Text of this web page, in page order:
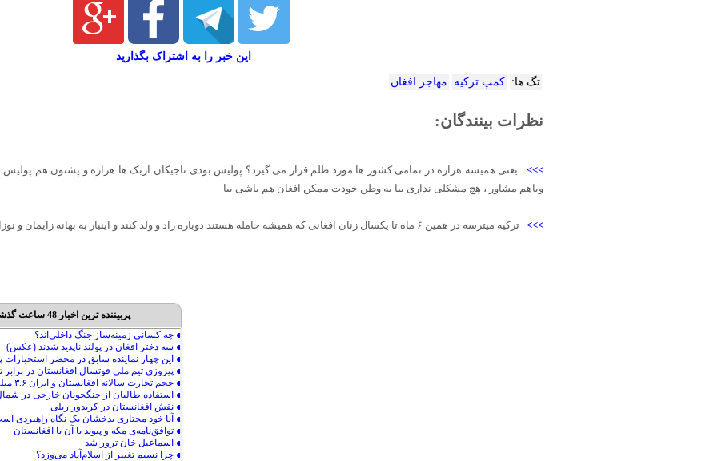
این خبر را به اشتراک بگذارید
تگ ها: کمپ ترکیه مهاجر افغان
نظرات بینندگان:
>>> یعنی همیشه هزاره در تمامی کشور ها مورد ظلم قرار می گیرد؟ پولیس بودی تاجیکان ازبک ها هزاره و پشتون هم پولیس
ویاهم مشاور ، هچ مشکلی نداری بیا به وطن خودت ممکن افغان هم باشی بیا
>>> ترکیه میترسه در همین ۶ ماه تا یکسال زنان افغانی که همیشه حامله هستند دوباره زاد و ولد کنند و اینبار به بهانه زایمان و نوزاد و ...طلبکار ماندن در ترکیه شوند ...
پربیننده ترین اخبار 48 ساعت گذشته